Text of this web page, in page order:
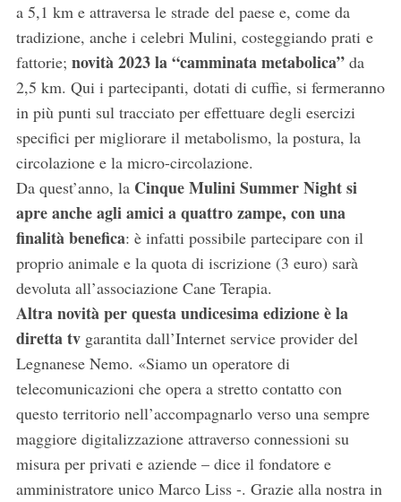
a 5,1 km e attraversa le strade del paese e, come da
tradizione, anche i celebri Mulini, costeggiando prati e
fattorie; novità 2023 la “camminata metabolica”da
2,5 km. Qui i partecipanti, dotati di cuffie, si fermeranno
in più punti sul tracciato per effettuare degli esercizi
specifici per migliorare il metabolismo, la postura, la
circolazione e la micro-circolazione.
Da quest’anno, la Cinque Mulini Summer Night si
apre anche agli amici a quattro zampe, con una
finalità benefica: è infatti possibile partecipare con il
proprio animale e la quota di iscrizione (3 euro) sarà
devoluta all’associazione Cane Terapia.
Altra novità per questa undicesima edizione è la
diretta tvgarantita dall’Internet service provider del
Legnanese Nemo. «Siamo un operatore di
telecomunicazioni che opera a stretto contatto con
questo territorio nell’accompagnarlo verso una sempre
maggiore digitalizzazione attraverso connessioni su
misura per privati e aziende – dice il fondatore e
amministratore unico Marco Liss -. Grazie alla nostra in